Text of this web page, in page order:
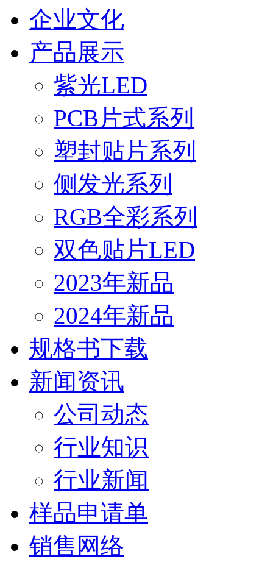
企业文化
产品展示
紫光LED
PCB片式系列
塑封贴片系列
侧发光系列
RGB全彩系列
双色贴片LED
2023年新品
2024年新品
规格书下载
新闻资讯
公司动态
行业知识
行业新闻
样品申请单
销售网络